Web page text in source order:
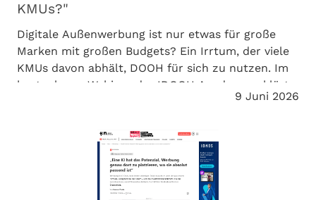
KMUs?"
Digitale Außenwerbung ist nur etwas für große
Marken mit großen Budgets? Ein Irrtum, der viele
KMUs davon abhält, DOOH für sich zu nutzen. Im
kostenlosen Webinar der IDOOH Academy erklärt
einsetzen können.
9 Juni 2026